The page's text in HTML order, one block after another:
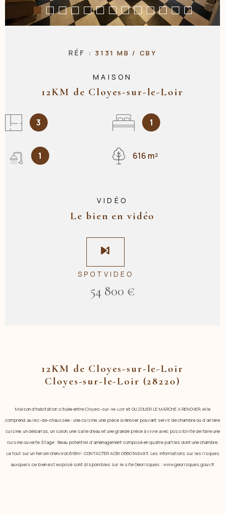
NOS
RÉF : 3131 MB / CBY
MAISON
12KM de Cloyes-sur-le-Loir
3 1
1 616 m²
VIDÉO
Le bien en vidéo
SPOTVIDEO
54 800 €
12KM de Cloyes-sur-le-Loir
Cloyes-sur-le-Loir (28220)
Maison d'habitation située entre Cloyes-sur-le-Loir et OUZOUER LE MARCHE A RENOVER, elle
comprend au rez-de-chaussée : une cuisine, une pièce à rénover pouvant servir de chambre ou d’arrière
cuisine, un débarras, un salon, une salle d’eau et une grande pièce à vivre avec possibilité de faire une
cuisine ouverte.Étage: Beau potentiel d’aménagementcomposé en quatre parties dont une chambre.
Le tout sur un terrain d'environ 616m². CONTACTER ACBI 0660549495. Les informations sur les risques
auxquels ce bien est exposé sont disponibles sur le site Géorisques : www.georisques.gouv.fr